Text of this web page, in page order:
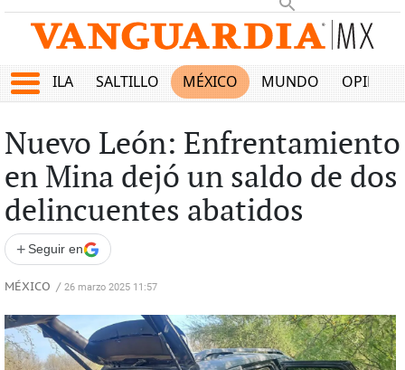
COAHUILA SALTILLO MÉXICO MUNDO OPINIÓN
Nuevo León: Enfrentamiento
en Mina dejó un saldo de dos
delincuentes abatidos
+ Seguir en
MÉXICO / 26 marzo 2025 11:57